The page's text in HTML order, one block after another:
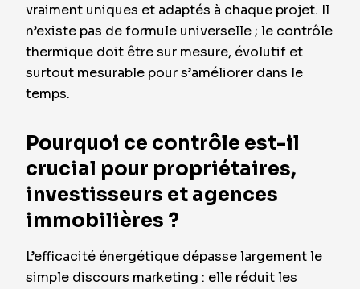
vraiment uniques et adaptés à chaque projet. Il
n’existe pas de formule universelle ; le contrôle
thermique doit être sur mesure, évolutif et
surtout mesurable pour s’améliorer dans le
temps.
Pourquoi ce contrôle est-il
crucial pour propriétaires,
investisseurs et agences
immobilières ?
L’efficacité énergétique dépasse largement le
simple discours marketing : elle réduit les